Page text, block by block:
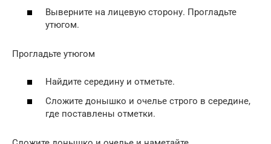
Выверните на лицевую сторону. Прогладьте
утюгом.
Прогладьте утюгом
Найдите середину и отметьте.
Сложите донышко и очелье строго в середине,
где поставлены отметки.